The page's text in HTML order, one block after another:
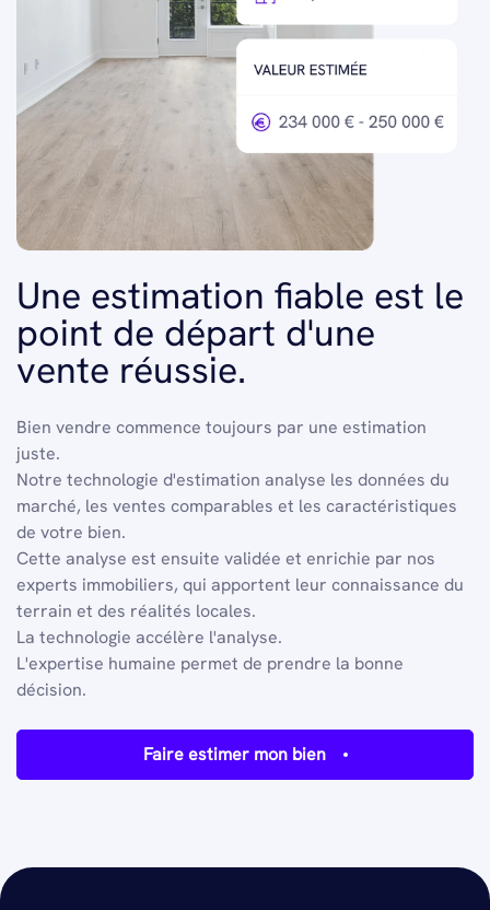
Une estimation fiable est le
point de départ d'une
vente réussie.
Bien vendre commence toujours par une estimation
juste.
Notre technologie d'estimation analyse les données du
marché, les ventes comparables et les caractéristiques
de votre bien.
Cette analyse est ensuite validée et enrichie par nos
experts immobiliers, qui apportent leur connaissance du
terrain et des réalités locales.
La technologie accélère l'analyse.
L'expertise humaine permet de prendre la bonne
décision.
Faire estimer mon bien